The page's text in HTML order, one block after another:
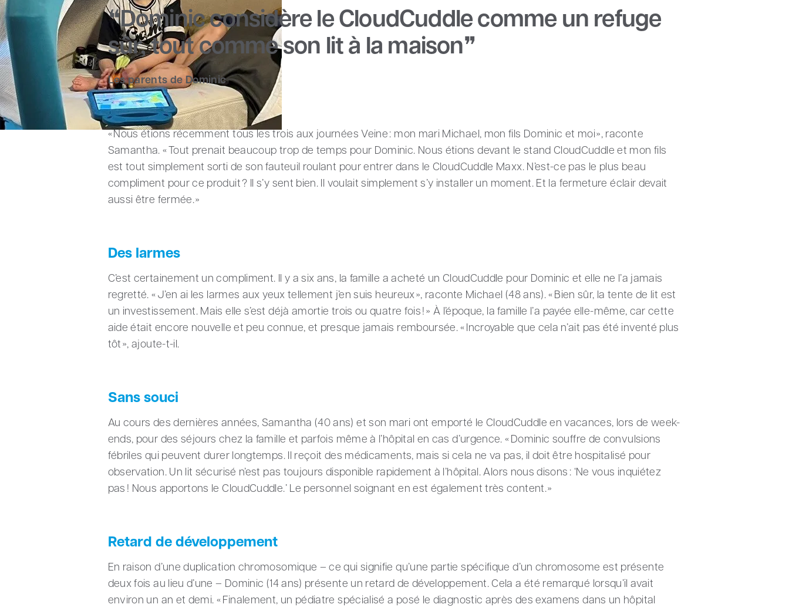
Dominic considère le CloudCuddle comme un refuge
sûr, tout comme son lit à la maison
Les parents de Dominic
« Nous étions récemment tous les trois aux journées Veine : mon mari Michael, mon fils Dominic et moi », raconte
Samantha. « Tout prenait beaucoup trop de temps pour Dominic. Nous étions devant le stand CloudCuddle et mon fils
est tout simplement sorti de son fauteuil roulant pour entrer dans le CloudCuddle Maxx. N’est-ce pas le plus beau
compliment pour ce produit ? Il s’y sent bien. Il voulait simplement s’y installer un moment. Et la fermeture éclair devait
aussi être fermée. »
Des larmes
C’est certainement un compliment. Il y a six ans, la famille a acheté un CloudCuddle pour Dominic et elle ne l’a jamais
regretté. « J’en ai les larmes aux yeux tellement j’en suis heureux », raconte Michael (48 ans). « Bien sûr, la tente de lit est
un investissement. Mais elle s’est déjà amortie trois ou quatre fois ! » À l’époque, la famille l’a payée elle-même, car cette
aide était encore nouvelle et peu connue, et presque jamais remboursée. « Incroyable que cela n’ait pas été inventé plus
tôt », ajoute-t-il.
Sans souci
Au cours des dernières années, Samantha (40 ans) et son mari ont emporté le CloudCuddle en vacances, lors de week-
ends, pour des séjours chez la famille et parfois même à l’hôpital en cas d’urgence. « Dominic souffre de convulsions
fébriles qui peuvent durer longtemps. Il reçoit des médicaments, mais si cela ne va pas, il doit être hospitalisé pour
observation. Un lit sécurisé n’est pas toujours disponible rapidement à l’hôpital. Alors nous disons : ‘Ne vous inquiétez
pas ! Nous apportons le CloudCuddle.’ Le personnel soignant en est également très content. »
Retard de développement
En raison d’une duplication chromosomique – ce qui signifie qu’une partie spécifique d’un chromosome est présente
deux fois au lieu d’une – Dominic (14 ans) présente un retard de développement. Cela a été remarqué lorsqu’il avait
environ un an et demi. « Finalement, un pédiatre spécialisé a posé le diagnostic après des examens dans un hôpital